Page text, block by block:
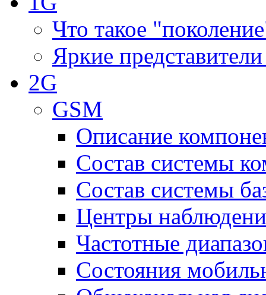
Что такое
Яркие
2G
GSM
Описание
Состав системы
Состав системы
Центры
Частотные
Состояния